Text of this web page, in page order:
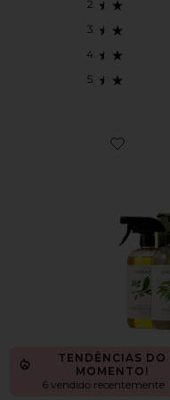
Favorite
TENDÊNCIAS DO
MOMENTO!
6 vendido recentemente